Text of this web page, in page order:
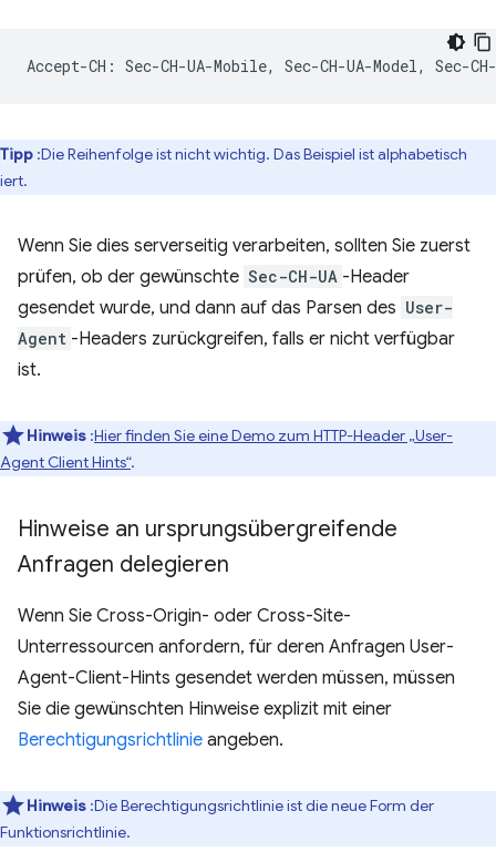
Tipp :Die Reihenfolge ist nicht wichtig. Das Beispiel ist alphabetisch
Wenn Sie dies serverseitig verarbeiten, sollten Sie zuerst
prüfen, ob der gewünschte Sec-CH-UA -Header
gesendet wurde, und dann auf das Parsen des User-
Agent -Headers zurückgreifen, falls er nicht verfügbar
ist.
Hinweis :Hier finden Sie eine Demo zum HTTP-Header „User-
Agent Client Hints“.
Hinweise an ursprungsübergreifende
Anfragen delegieren
Wenn Sie Cross-Origin- oder Cross-Site-
Unterressourcen anfordern, für deren Anfragen User-
Agent-Client-Hints gesendet werden müssen, müssen
Sie die gewünschten Hinweise explizit mit einer
Berechtigungsrichtlinie angeben.
Hinweis :Die Berechtigungsrichtlinie ist die neue Form der
Funktionsrichtlinie.